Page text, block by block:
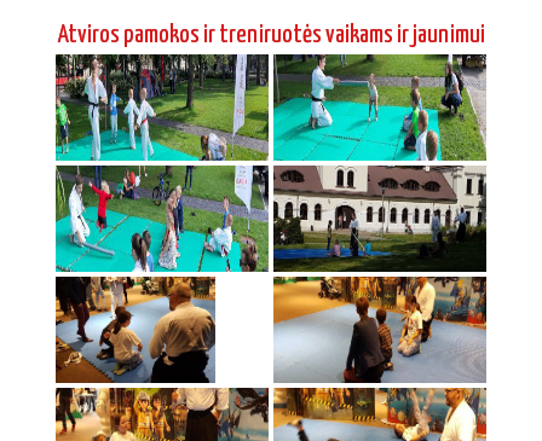
Atviros pamokos ir treniruotės vaikams ir jaunimui